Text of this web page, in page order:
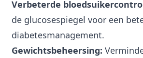
Verbeterde
de glucosespiegel voor een
diabetesmanagement.
Gewichtsbeheersing: